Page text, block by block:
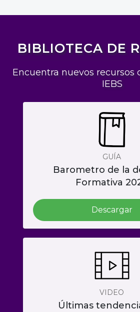
BIBLIOTECA DE
Encuentra nuevos recursos
IEBS
GUÍA
Barometro de la
Formativa
Descargar
VIDEO
Últimas